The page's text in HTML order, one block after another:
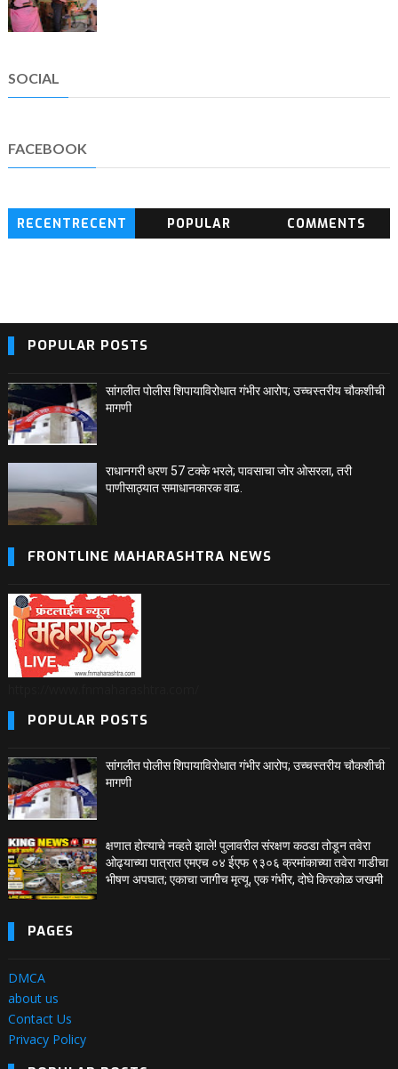
SOCIAL
FACEBOOK
RECENTRECENT
POPULAR COMMENTS
POPULAR POSTS
सांगलीत पोलीस शिपायाविरोधात गंभीर आरोप; उच्चस्तरीय चौकशीची
मागणी
राधानगरी धरण 57 टक्के भरले; पावसाचा जोर ओसरला, तरी
पाणीसाठ्यात समाधानकारक वाढ.
FRONTLINE MAHARASHTRA NEWS
POPULAR POSTS
सांगलीत पोलीस शिपायाविरोधात गंभीर आरोप; उच्चस्तरीय चौकशीची
मागणी
क्षणात होत्याचे नव्हते झाले! पुलावरील संरक्षण कठडा तोडून तवेरा
ओढ्याच्या पात्रात एमएच ०४ ईएफ ९३०६ क्रमांकाच्या तवेरा गाडीचा
भीषण अपघात; एकाचा जागीच मृत्यू, एक गंभीर, दोघे किरकोळ जखमी
PAGES
DMCA
about us
Contact Us
Privacy Policy